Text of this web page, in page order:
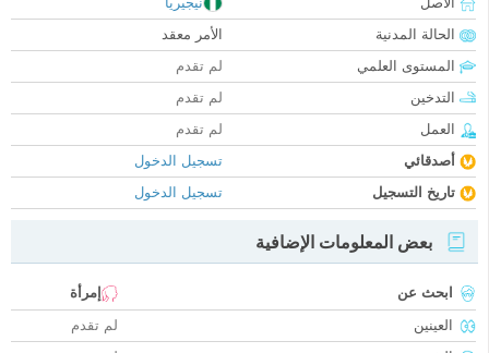
الحالة المدنية
الأمر معقد
المستوى العلمي
لم تقدم
التدخين
لم تقدم
العمل
لم تقدم
أصدقائي
تسجيل الدخول
تاريخ التسجيل
تسجيل الدخول
بعض المعلومات الإضافية
ابحث عن
إمرأة
العينين
لم تقدم